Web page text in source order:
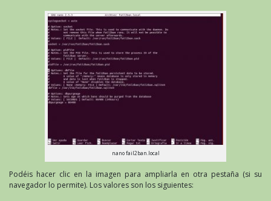
nano fail2ban.local
Podéis hacer clic en la imagen para ampliarla en otra pestaña (si su
navegador lo permite). Los valores son los siguientes: